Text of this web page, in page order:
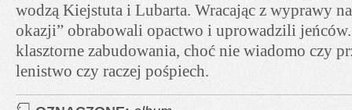
wodzą Kiejstuta i Lubarta. Wracając z wyprawy
okazji” obrabowali opactwo i uprowadzili
klasztorne zabudowania, choć nie wiadomo czy
lenistwo czy raczej pośpiech.